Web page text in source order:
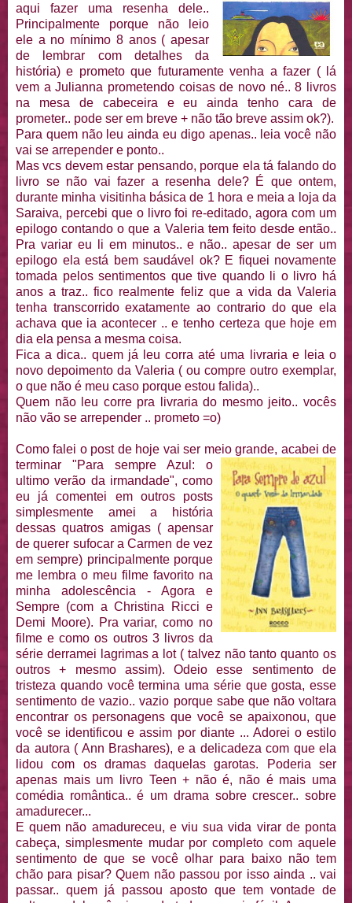
aqui fazer uma resenha dele..
Principalmente porque não leio
ele a no mínimo 8 anos ( apesar
de lembrar com detalhes da
história) e prometo que futuramente venha a fazer ( lá
vem a Julianna prometendo coisas de novo né.. 8 livros
na mesa de cabeceira e eu ainda tenho cara de
prometer.. pode ser em breve + não tão breve assim ok?).
Para quem não leu ainda eu digo apenas.. leia você não
vai se arrepender e ponto..
Mas vcs devem estar pensando, porque ela tá falando do
livro se não vai fazer a resenha dele? É que ontem,
durante minha visitinha básica de 1 hora e meia a loja da
Saraiva, percebi que o livro foi re-editado, agora com um
epilogo contando o que a Valeria tem feito desde então..
Pra variar eu li em minutos.. e não.. apesar de ser um
epilogo ela está bem saudável ok? E fiquei novamente
tomada pelos sentimentos que tive quando li o livro há
anos a traz.. fico realmente feliz que a vida da Valeria
tenha transcorrido exatamente ao contrario do que ela
achava que ia acontecer .. e tenho certeza que hoje em
dia ela pensa a mesma coisa.
Fica a dica.. quem já leu corra até uma livraria e leia o
novo depoimento da Valeria ( ou compre outro exemplar,
o que não é meu caso porque estou falida)..
Quem não leu corre pra livraria do mesmo jeito.. vocês
não vão se arrepender .. prometo =o)
Como falei o post de hoje vai ser meio grande, acabei de
terminar "Para sempre Azul: o
ultimo verão da irmandade", como
eu já comentei em outros posts
simplesmente amei a história
dessas quatros amigas ( apensar
de querer sufocar a Carmen de vez
em sempre) principalmente porque
me lembra o meu filme favorito na
minha adolescência - Agora e
Sempre (com a Christina Ricci e
Demi Moore). Pra variar, como no
filme e como os outros 3 livros da
série derramei lagrimas a lot ( talvez não tanto quanto os
outros + mesmo assim). Odeio esse sentimento de
tristeza quando você termina uma série que gosta, esse
sentimento de vazio.. vazio porque sabe que não voltara
encontrar os personagens que você se apaixonou, que
você se identificou e assim por diante ... Adorei o estilo
da autora ( Ann Brashares), e a delicadeza com que ela
lidou com os dramas daquelas garotas. Poderia ser
apenas mais um livro Teen + não é, não é mais uma
comédia romântica.. é um drama sobre crescer.. sobre
amadurecer...
E quem não amadureceu, e viu sua vida virar de ponta
cabeça, simplesmente mudar por completo com aquele
sentimento de que se você olhar para baixo não tem
chão para pisar? Quem não passou por isso ainda .. vai
passar.. quem já passou aposto que tem vontade de